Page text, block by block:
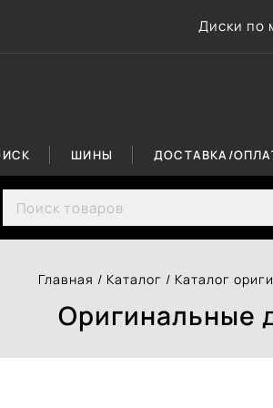
Диски по
ШИНЫ ДОСТАВКА/
Search for:
Главная / Каталог / Каталог
Оригинальные